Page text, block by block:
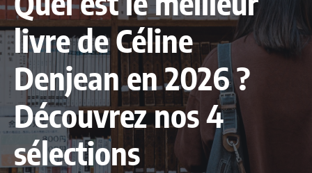
livre de Céline
Denjean en 2026 ?
Découvrez nos 4
sélections